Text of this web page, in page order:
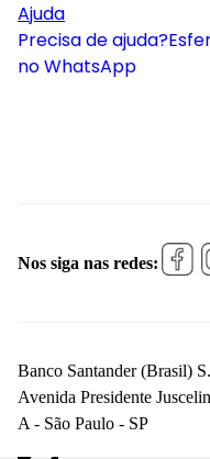
Ajuda
Precisa de ajuda?
no WhatsApp
Nos siga nas redes:
Banco Santander (Brasil)
Avenida Presidente
A - São Paulo - SP